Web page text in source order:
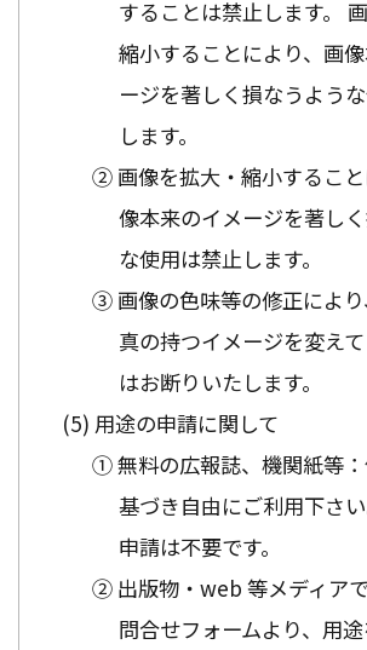
することは禁止します。
縮小することにより、画
ージを著しく損なうよう
します。
② 画像を拡大・縮小するこ
像本来のイメージを著し
な使用は禁止します。
③ 画像の色味等の修正によ
真の持つイメージを変え
はお断りいたします。
用途の申請に関して
① 無料の広報誌、機関紙等
基づき自由にご利用下さ
申請は不要です。
② 出版物・web 等メディア
問合せフォームより、用